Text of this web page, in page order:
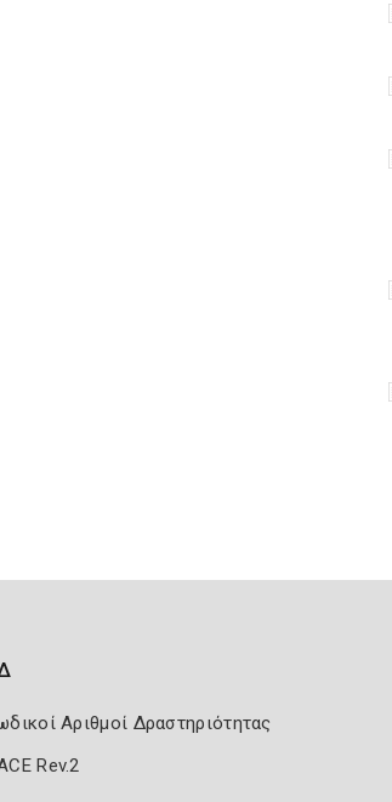
Αριθμοί Δραστηριότητας
Rev.2